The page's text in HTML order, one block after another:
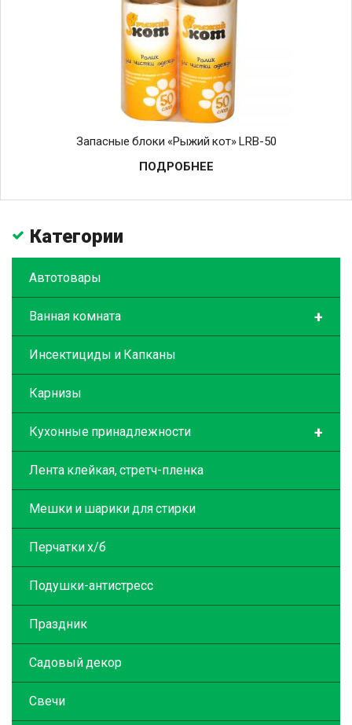
Запасные блоки «Рыжий кот» LRB-50
ПОДРОБНЕЕ
Категории
Автотовары
+
Ванная комната
Инсектициды и Капканы
Карнизы
+
Кухонные принадлежности
Лента клейкая, стретч-пленка
Мешки и шарики для стирки
Перчатки х/б
Подушки-антистресс
Праздник
Садовый декор
Свечи